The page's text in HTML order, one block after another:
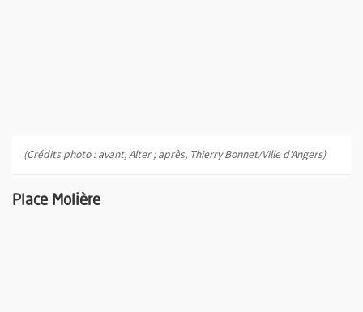
(Crédits photo : avant, Alter ; après, Thierry Bonnet/Ville d'Angers)
Place Molière